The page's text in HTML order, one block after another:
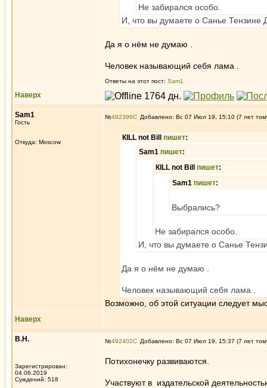
Не забирался особо.
И, что вы думаете о Санье Тензине
Да я о нём не думаю .
Человек называющий себя лама .
Ответы на этот пост: Sam1
Наверх
Sam1
Гость
Откуда: Moscow
№492396 Добавлено: Вс 07 Июл 19, 15:10 (7 лет
КILL not Вill пишет:
Sam1 пишет:
КILL not Вill пишет:
Sam1 пишет:
Выбрались?
Не забирался особо.
И, что вы думаете о Санье
Да я о нём не думаю .
Человек называющий себя лама .
Возможно, об этой ситуации следует
Наверх
В.Н.
Зарегистрирован:
04.06.2019
Суждений: 518
№492402 Добавлено: Вс 07 Июл 19, 15:37 (7 лет
Потихонечку развиваются.
Участвуют в издательской